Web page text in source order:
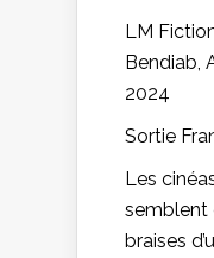
LM
Bendiab,
2024
Sortie
Les
semblent
braises